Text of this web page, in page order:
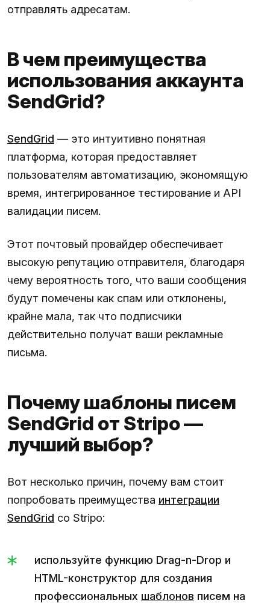
отправлять адресатам.
В чем преимущества
использования аккаунта
SendGrid?
SendGrid — это интуитивно понятная
платформа, которая предоставляет
пользователям автоматизацию, экономящую
время, интегрированное тестирование и API
валидации писем.
Этот почтовый провайдер обеспечивает
высокую репутацию отправителя, благодаря
чему вероятность того, что ваши сообщения
будут помечены как спам или отклонены,
крайне мала, так что подписчики
действительно получат ваши рекламные
письма.
Почему шаблоны писем
SendGrid от Stripo —
лучший выбор?
Вот несколько причин, почему вам стоит
попробовать преимущества интеграции
SendGrid со Stripo:
используйте функцию Drag-n-Drop и
HTML-конструктор для создания
профессиональных шаблонов писем на